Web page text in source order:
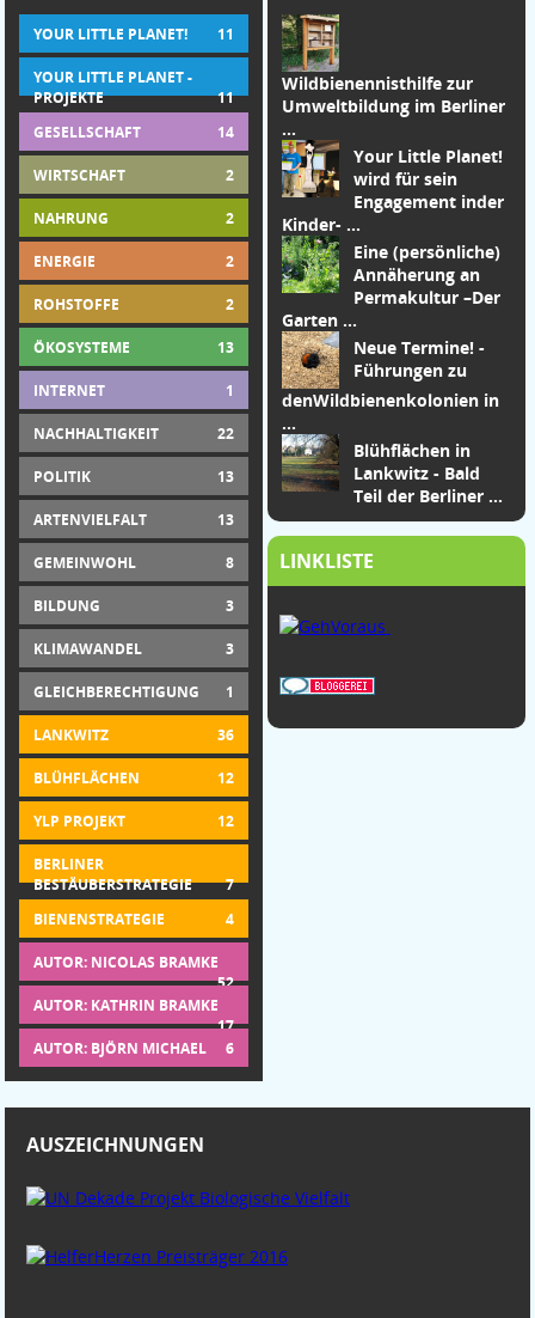
YOUR LITTLE PLANET! 11
YOUR LITTLE PLANET -
PROJEKTE
11
GESELLSCHAFT
14
WIRTSCHAFT 2
NAHRUNG 2
ENERGIE 2
ROHSTOFFE 2
ÖKOSYSTEME 13
INTERNET 1
NACHHALTIGKEIT 22
POLITIK 13
ARTENVIELFALT 13
GEMEINWOHL 8
BILDUNG 3
KLIMAWANDEL 3
GLEICHBERECHTIGUNG 1
LANKWITZ 36
BLÜHFLÄCHEN 12
YLP PROJEKT 12
BERLINER
BESTÄUBERSTRATEGIE
7
BIENENSTRATEGIE
4
AUTOR: NICOLAS BRAMKE
52
AUTOR: KATHRIN BRAMKE
17
AUTOR: BJÖRN MICHAEL
6
Wildbienennisthilfe zur
Umweltbildung im Berliner
...
Your Little Planet!
wird für sein
Engagement inder
Kinder- ...
Eine (persönliche)
Annäherung an
Permakultur –Der
Garten ...
Neue Termine! -
Führungen zu
denWildbienenkolonien in
...
Blühflächen in
Lankwitz - Bald
Teil der Berliner ...
LINKLISTE
AUSZEICHNUNGEN